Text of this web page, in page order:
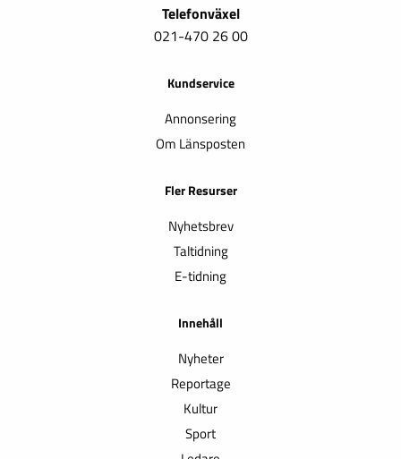
Telefonväxel
021-470 26 00
Kundservice
Annonsering
Om Länsposten
Fler Resurser
Nyhetsbrev
Taltidning
E-tidning
Innehåll
Nyheter
Reportage
Kultur
Sport